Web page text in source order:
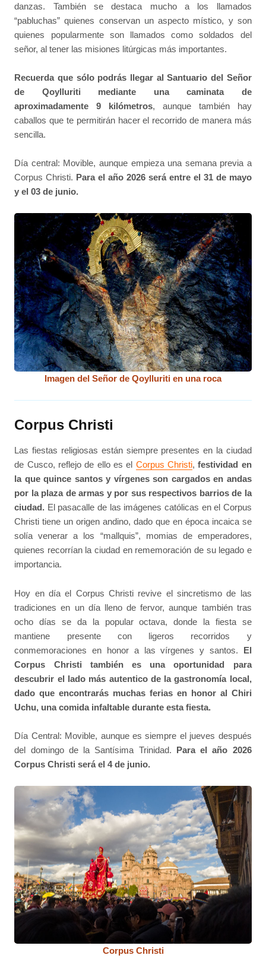
danzas. También se destaca mucho a los llamados
“pabluchas” quienes conservan un aspecto místico, y son
quienes popularmente son llamados como soldados del
señor, al tener las misiones litúrgicas más importantes.
Recuerda que sólo podrás llegar al Santuario del Señor
de Qoylluriti mediante una caminata de
aproximadamente 9 kilómetros, aunque también hay
caballos que te permitirán hacer el recorrido de manera más
sencilla.
Día central: Movible, aunque empieza una semana previa a
Corpus Christi. Para el año 2026 será entre el 31 de mayo
y el 03 de junio.
Imagen del Señor de Qoylluriti en una roca
Corpus Christi
Las fiestas religiosas están siempre presentes en la ciudad
de Cusco, reflejo de ello es el Corpus Christi,festividad en
la que quince santos y vírgenes son cargados en andas
por la plaza de armas y por sus respectivos barrios de la
ciudad. El pasacalle de las imágenes católicas en el Corpus
Christi tiene un origen andino, dado que en época incaica se
solía venerar a los “mallquis”, momias de emperadores,
quienes recorrían la ciudad en rememoración de su legado e
importancia.
Hoy en día el Corpus Christi revive el sincretismo de las
tradiciones en un día lleno de fervor, aunque también tras
ocho días se da la popular octava, donde la fiesta se
mantiene presente con ligeros recorridos y
conmemoraciones en honor a las vírgenes y santos. El
Corpus Christi también es una oportunidad para
descubrir el lado más autentico de la gastronomía local,
dado que encontrarás muchas ferias en honor al Chiri
Uchu, una comida infaltable durante esta fiesta.
Día Central: Movible, aunque es siempre el jueves después
del domingo de la Santísima Trinidad. Para el año 2026
Corpus Christi será el 4 de junio.
Corpus Christi